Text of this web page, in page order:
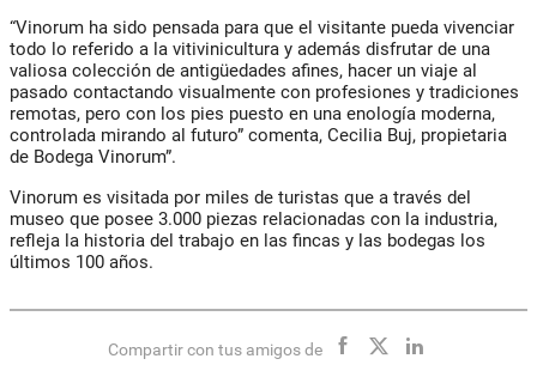
“Vinorum ha sido pensada para que el visitante pueda vivenciar
todo lo referido a la vitivinicultura y además disfrutar de una
valiosa colección de antigüedades afines, hacer un viaje al
pasado contactando visualmente con profesiones y tradiciones
remotas, pero con los pies puesto en una enología moderna,
controlada mirando al futuro” comenta, Cecilia Buj, propietaria
de Bodega Vinorum”.
Vinorum es visitada por miles de turistas que a través del
museo que posee 3.000 piezas relacionadas con la industria,
refleja la historia del trabajo en las fincas y las bodegas los
últimos 100 años.
Compartir con tus amigos de